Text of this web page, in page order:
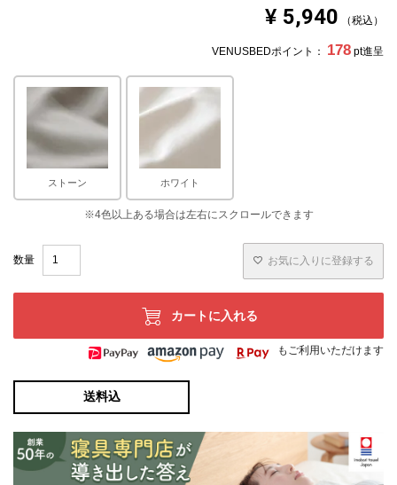
¥ 5,940 税込
VENUSBEDポイント： 178 pt進呈
ストーン ホワイト
お気に入りに登録する
カートに入れる
もご利用いただけます
送料込